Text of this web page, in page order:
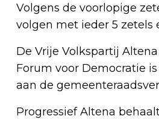
Volgens de voorlopige
volgen met ieder 5 zetels
De Vrije Volkspartij
Forum voor Democratie
aan de
Progressief Altena